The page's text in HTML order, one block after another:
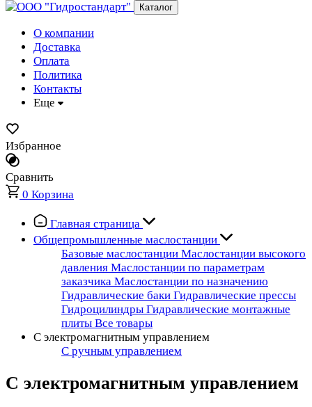
Каталог
О компании
Доставка
Оплата
Политика
Контакты
Еще
Избранное
Сравнить
0 Корзина
Главная страница
Общепромышленные маслостанции
Базовые маслостанции Маслостанции высокого
давления Маслостанции по параметрам
заказчика Маслостанции по назначению
Гидравлические баки Гидравлические прессы
Гидроцилиндры Гидравлические монтажные
плиты Все товары
С электромагнитным управлением
С ручным управлением
С электромагнитным управлением